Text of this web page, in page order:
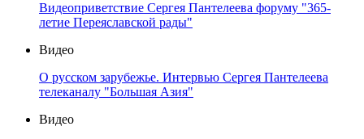
Видеоприветствие Сергея Пантелеева форуму "365-
летие Переяславской рады"
Видео
О русском зарубежье. Интервью Сергея Пантелеева
телеканалу "Большая Азия"
Видео